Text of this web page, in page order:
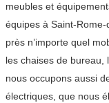
meubles et
équipes à Saint-
près n’importe quel
les chaises de bureau,
nous occupons aussi
électriques, que nous